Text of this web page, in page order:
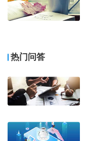
热门问答